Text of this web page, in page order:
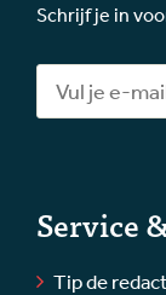
Schrijf je in
Service
Tip de